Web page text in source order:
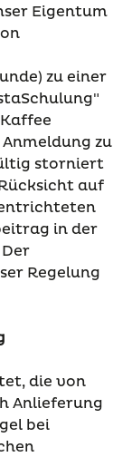
Eigentum
zu einer
zu
storniert
auf
in der
Regelung
die von
Anlieferung
bei